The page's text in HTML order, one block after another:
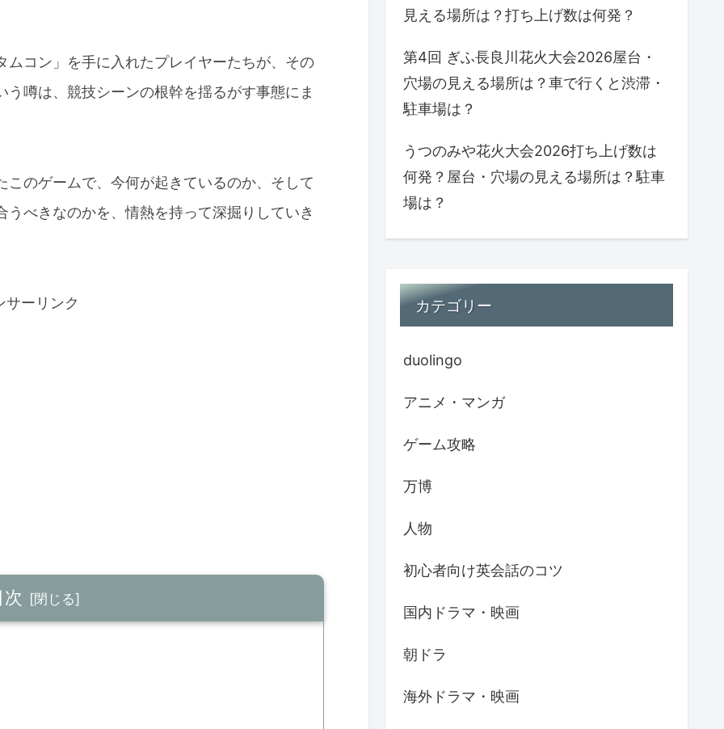
コン」を手に入れたプレイヤーたちが、その
噂は、競技シーンの根幹を揺るがす事態にま
のゲームで、今何が起きているのか、そして
べきなのかを、情熱を持って深掘りしていき
サーリンク
次
見える場所は？打ち上げ数は何発？
第4回 ぎふ長良川花火大会2026屋台・
穴場の見える場所は？車で行くと渋滞・
駐車場は？
うつのみや花火大会2026打ち上げ数は
何発？屋台・穴場の見える場所は？駐車
場は？
カテゴリー
duolingo
アニメ・マンガ
ゲーム攻略
万博
人物
初心者向け英会話のコツ
国内ドラマ・映画
朝ドラ
海外ドラマ・映画